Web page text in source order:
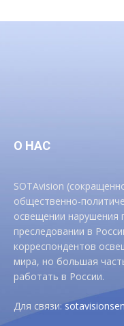
О НАС
SOTAvision
общественно-
освещении нарушения
преследовании в
корреспондентов
мира, но большая
работать в России.
Для связи: